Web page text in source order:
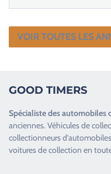
VOIR TOUTES LES
GOOD TIMERS
Spécialiste desautomobiles
anciennes.Véhicules de
collectionneurs d’
voitures de collection en